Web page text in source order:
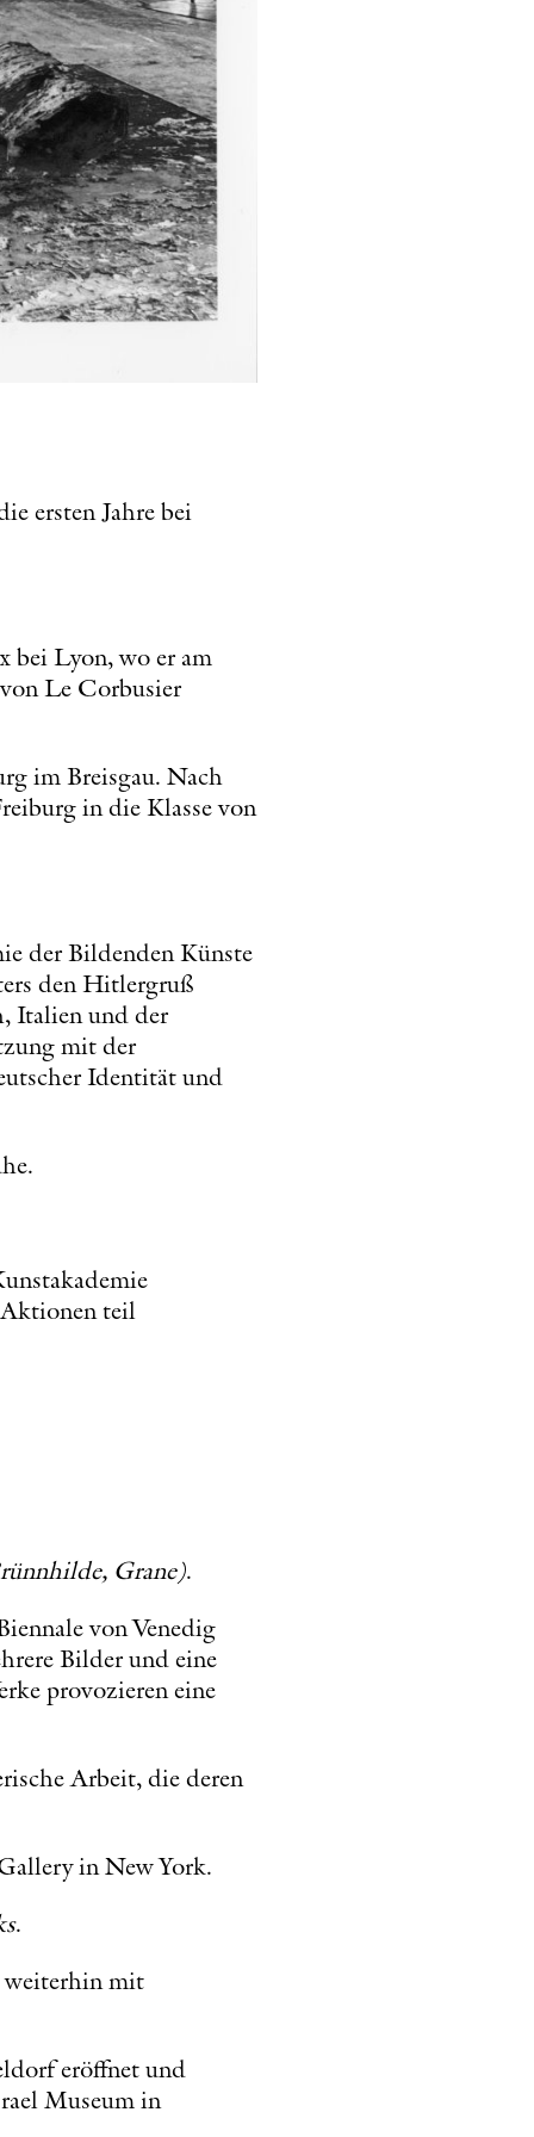
ersten Jahre bei
bei Lyon, wo er am
Le Corbusier
im Breisgau. Nach
in die Klasse von
der Bildenden Künste
den Hitlergruß
Italien und der
mit der
Identität und
teil
Grane).
von Venedig
Bilder und eine
provozieren eine
Arbeit, die deren
in New York.
.
weiterhin mit
eröffnet und
Museum in